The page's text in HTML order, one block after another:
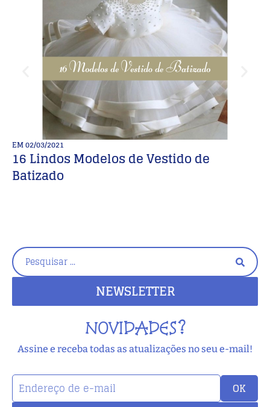
EM02/03/2021
16 Lindos Modelos de Vestido de
Batizado
NEWSLETTER
NOVIDADES?
Assine e receba todas as atualizações no seu e-mail!
OK